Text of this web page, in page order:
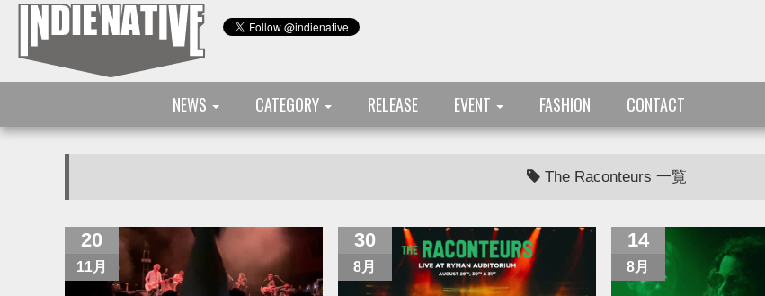
NEWS CATEGORY RELEASE EVENT FASHION CONTACT
The Raconteurs 一覧
20
11月
30
8月
14
8月